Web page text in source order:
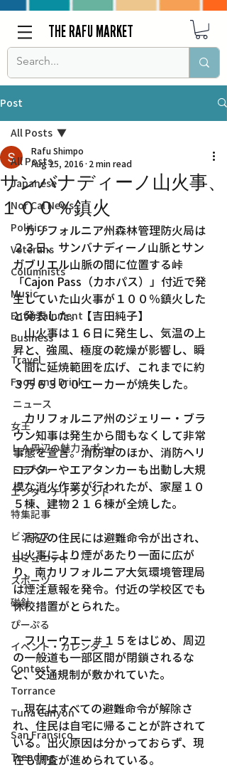
THE RAFU MARKET
Post
All Posts
Japanese
Nor Cal News
Politics
Veterans
Columnists
Music
Entertainment
Business
Travel
Food and Drink
ニュース
女王
ＬＡ周辺の魅力スポット
トラベル
エンターテインメント
特集記事
ビジネス
コミュニティー
スポーツ
磁針
ぴーぷる
イベント・カレンダー
Contest
Torrance
Tuna Canyon
San Fransico
Trending
All Posts
サンバナディーノ山火事、
１００％鎮火
Rafu Shimpo
Aug 25, 2016 2 min read
カリフォルニア州森林管理防火局は
２３日、サンバナディーノ山脈とサン
ガブリエル山脈の間に位置する峠
「Cajon Pass（カホパス）」付近で発
生していた山火事が１００％鎮火した
と発表した。【吉田純子】
山火事は１６日に発生し、気温の上
昇と、強風、極度の乾燥が影響し、瞬
く間に延焼範囲を広げ、これまでに約
３万６３００エーカーが焼失した。
カリフォルニア州のジェリー・ブラ
ウン知事は発生から間もなくして非常
事態を宣言。消防車のほか、消防ヘリ
コプターやエアタンカーも出動し大規
模な消火作業が行われたが、家屋１０
５棟、建物２１６棟が全焼した。
周辺の住民には避難命令が出され、
山火事により煙があたり一面に広が
り、南カリフォルニア大気環境管理局
は煙注意報を発令。付近の学校区でも
休校措置がとられた。
フリーウエー＃１５をはじめ、周辺
の一般道も一部区間が閉鎖されるな
ど、交通規制が敷かれていた。
現在はすべての避難命令が解除さ
れ、住民は自宅に帰ることが許されて
いる。出火原因は分かっておらず、現
在も調査が進められている。